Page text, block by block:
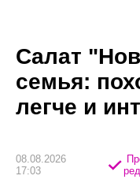
Салат
семья:
легче и
08.08.2026
17:03